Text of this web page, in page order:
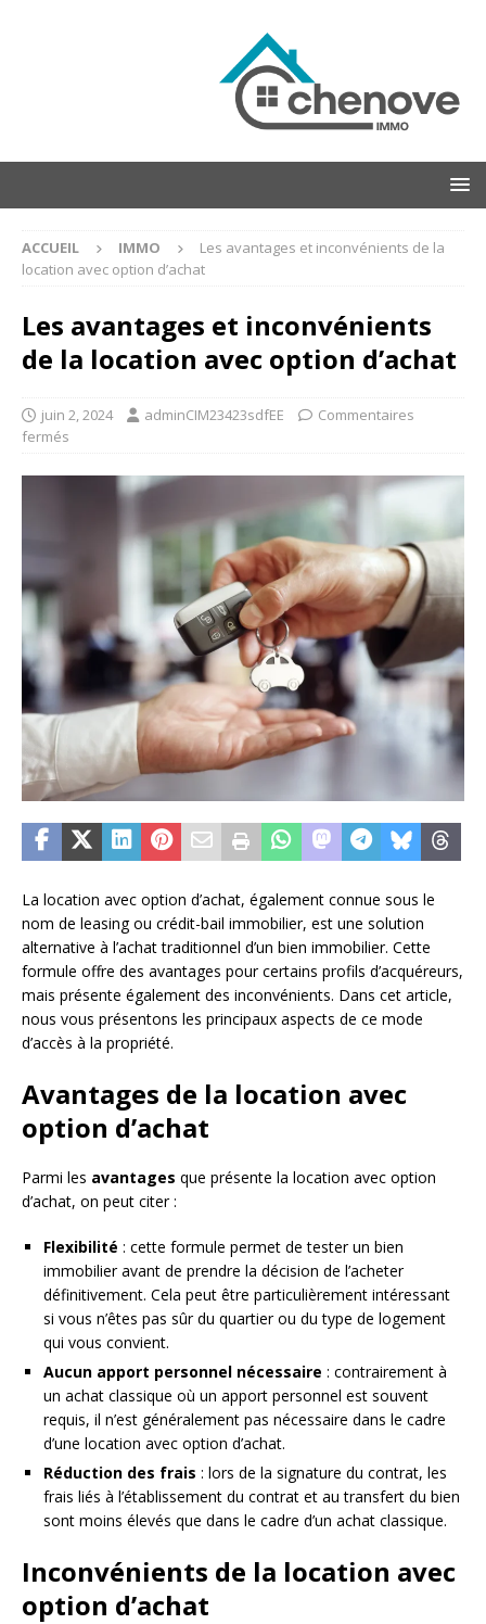
ACCUEIL IMMO
Les avantages et inconvénients de la
location avec option d’achat
Les avantages et inconvénients
de la location avec option d’achat
juin 2, 2024 adminCIM23423sdfEE
Commentaires
fermés
La location avec option d’achat, également connue sous le
nom de leasing ou crédit-bail immobilier, est une solution
alternative à l’achat traditionnel d’un bien immobilier. Cette
formule offre des avantages pour certains profils d’acquéreurs,
mais présente également des inconvénients. Dans cet article,
nous vous présentons les principaux aspects de ce mode
d’accès à la propriété.
Avantages de la location avec
option d’achat
Parmi les avantages que présente la location avec option
d’achat, on peut citer :
Flexibilité : cette formule permet de tester un bien
immobilier avant de prendre la décision de l’acheter
définitivement. Cela peut être particulièrement intéressant
si vous n’êtes pas sûr du quartier ou du type de logement
qui vous convient.
Aucun apport personnel nécessaire : contrairement à
un achat classique où un apport personnel est souvent
requis, il n’est généralement pas nécessaire dans le cadre
d’une location avec option d’achat.
Réduction des frais : lors de la signature du contrat, les
frais liés à l’établissement du contrat et au transfert du bien
sont moins élevés que dans le cadre d’un achat classique.
Inconvénients de la location avec
option d’achat